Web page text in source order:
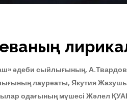
әдеби сыйлығының,
лауреаты, Якутия
одағының мүшесі Жәлел